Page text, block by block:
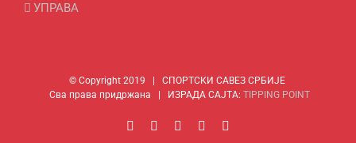
УПРАВА
© Copyright 2019 | СПОРТСКИ САВЕЗ СРБИЈЕ
Сва права придржана | ИЗРАДА САЈТА: TIPPING POINT
FacebookInstagramYouTube
Rss